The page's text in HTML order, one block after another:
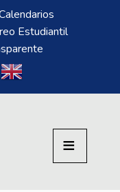
Estudiantil